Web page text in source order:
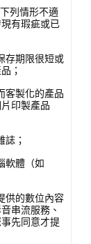
列情形不適
有瑕疵或已
存期限很短或
；
客製化的產品
印製產品
誌；
軟體（如
供的數位內容
串流服務、
先同意才提